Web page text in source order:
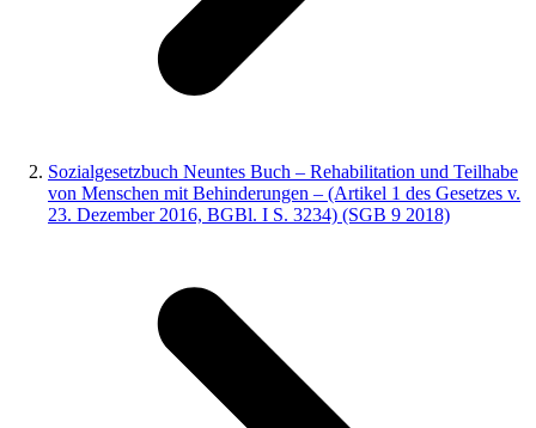
Sozialgesetzbuch Neuntes Buch – Rehabilitation und Teilhabe
von Menschen mit Behinderungen – (Artikel 1 des Gesetzes v.
23. Dezember 2016, BGBl. I S. 3234) (SGB 9 2018)